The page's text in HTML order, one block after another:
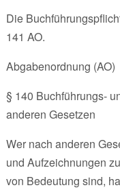
Die
141 AO.
Abgabenordnung (AO)
§ 140 Buchführungs-
anderen Gesetzen
Wer nach anderen
und Aufzeichnungen
von Bedeutung sind,